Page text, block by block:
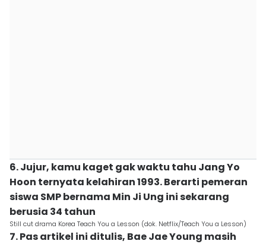
6. Jujur, kamu kaget gak waktu tahu Jang Yo
Hoon ternyata kelahiran 1993. Berarti pemeran
siswa SMP bernama Min Ji Ung ini sekarang
berusia 34 tahun
Still cut drama Korea Teach You a Lesson (dok. Netflix/Teach You a Lesson)
7. Pas artikel ini ditulis, Bae Jae Young masih